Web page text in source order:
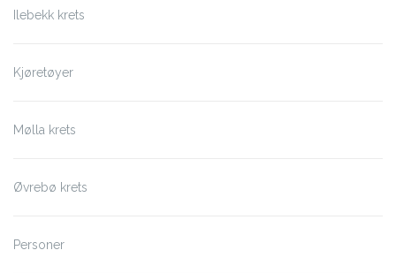
Ilebekk krets
Kjøretøyer
Mølla krets
Øvrebø krets
Personer